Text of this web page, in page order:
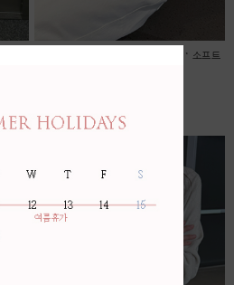
*오늘특가! 무배! 56000->53000 * 소프트